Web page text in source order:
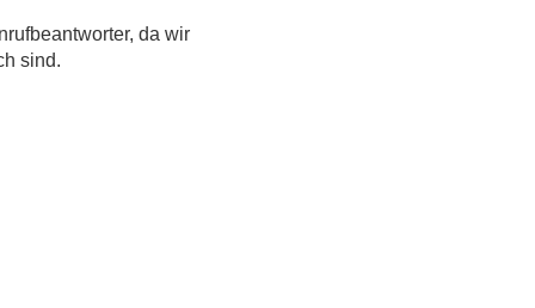
da wir
sind.